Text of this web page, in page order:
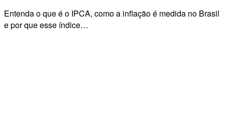
Entenda o que é o IPCA, como a inflação é medida no Brasil
e por que esse índice…